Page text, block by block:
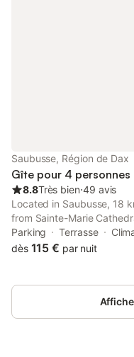
Saubusse, Région de Dax
Gîte pour 4 personnes
8.8Très bien⋅49 avis
Located in Saubusse, 18
from Sainte-Marie
barthes, des plages et de
conditioning.
Parking Terrasse
dès 115 € par nuit